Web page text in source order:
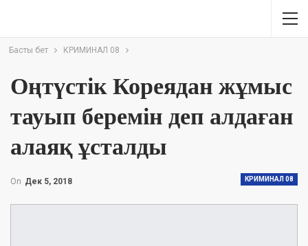
Басты бет КРИМИНАЛ 08
Оңтүстік Кореядан жұмыс
тауып беремін деп алдаған
алаяқ ұсталды
КРИМИНАЛ 08
On Дек 5, 2018